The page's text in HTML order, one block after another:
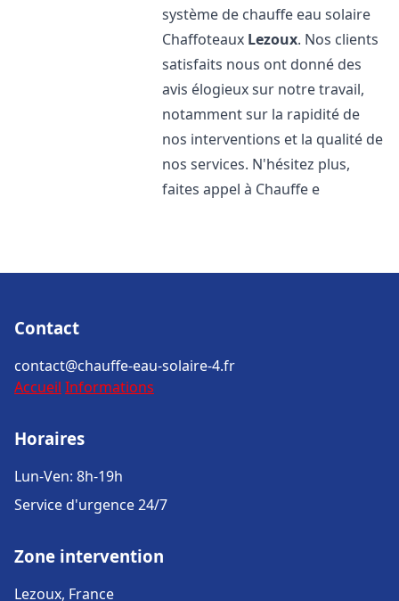
système de chauffe eau solaire
Chaffoteaux Lezoux. Nos clients
satisfaits nous ont donné des
avis élogieux sur notre travail,
notamment sur la rapidité de
nos interventions et la qualité de
nos services. N'hésitez plus,
faites appel à Chauffe e
Contact
contact@chauffe-eau-solaire-4.fr
Accueil Informations
Horaires
Lun-Ven: 8h-19h
Service d'urgence 24/7
Zone intervention
Lezoux, France